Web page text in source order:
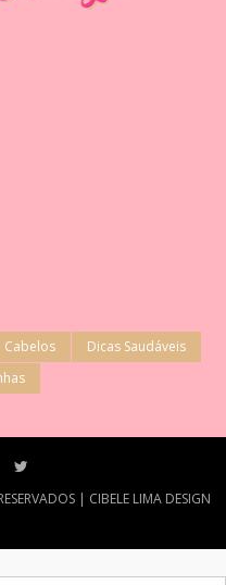
Cabelos
Dicas Saudáveis
| CIBELE LIMA DESIGN